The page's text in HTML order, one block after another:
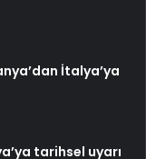
İtalya’ya
tarihsel uyarı